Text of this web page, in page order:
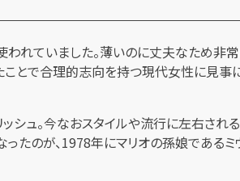
われていました。薄いのに丈夫なため非
とで合理的志向を持つ現代女性に見事
ュ。今なおスタイルや流行に左右され
たのが、1978年にマリオの孫娘である